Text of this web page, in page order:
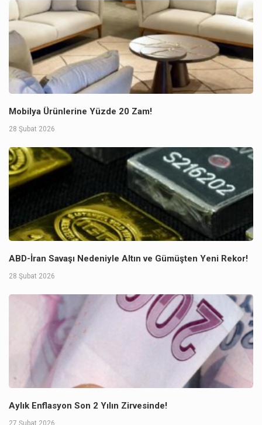
Mobilya Ürünlerine Yüzde 20 Zam!
28 Şubat 2026
ABD-İran Savaşı Nedeniyle Altın ve Gümüşten Yeni Rekor!
28 Şubat 2026
Aylık Enflasyon Son 2 Yılın Zirvesinde!
27 Şubat 2026